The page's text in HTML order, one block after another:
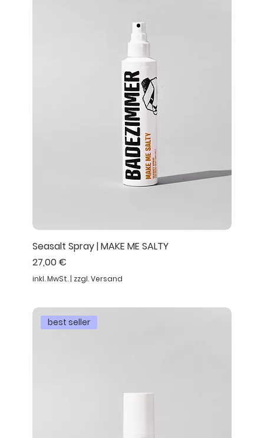
Seasalt Spray | MAKE ME SALTY
Preis
27,00 €
inkl. MwSt. | zzgl. Versand
best seller